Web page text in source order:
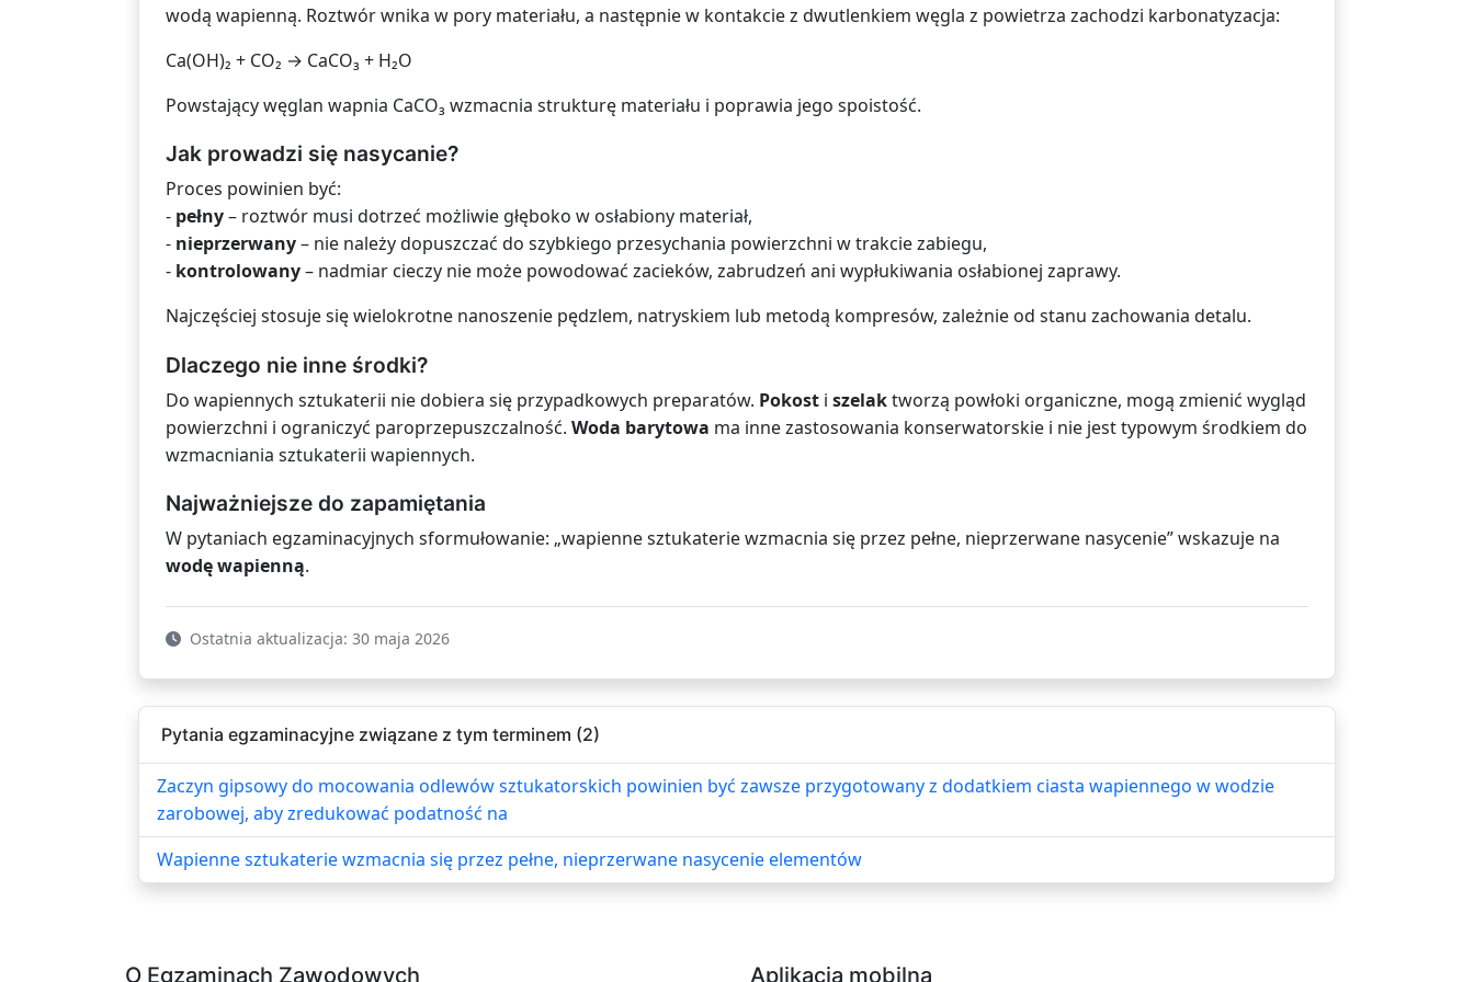
wodą wapienną. Roztwór wnika w pory materiału, a następnie w kontakcie z dwutlenkiem węgla z powietrza zachodzi karbonatyzacja:
Ca(OH)₂ + CO₂ → CaCO₃ + H₂O
Powstający węglan wapnia CaCO₃ wzmacnia strukturę materiału i poprawia jego spoistość.
Jak prowadzi się nasycanie?
Proces powinien być:
- pełny– roztwór musi dotrzeć możliwie głęboko w osłabiony materiał,
- nieprzerwany– nie należy dopuszczać do szybkiego przesychania powierzchni w trakcie zabiegu,
- kontrolowany– nadmiar cieczy nie może powodować zacieków, zabrudzeń ani wypłukiwania osłabionej zaprawy.
Najczęściej stosuje się wielokrotne nanoszenie pędzlem, natryskiem lub metodą kompresów, zależnie od stanu zachowania detalu.
Dlaczego nie inne środki?
Do wapiennych sztukaterii nie dobiera się przypadkowych preparatów. Pokost i szelaktworzą powłoki organiczne, mogą zmienić wygląd
powierzchni i ograniczyć paroprzepuszczalność. Woda barytowa ma inne zastosowania konserwatorskie i nie jest typowym środkiem do
wzmacniania sztukaterii wapiennych.
Najważniejsze do zapamiętania
W pytaniach egzaminacyjnych sformułowanie: „wapienne sztukaterie wzmacnia się przez pełne, nieprzerwane nasycenie” wskazuje na
wodę wapienną.
Ostatnia aktualizacja: 30 maja 2026
Pytania egzaminacyjne związane z tym terminem (2)
Zaczyn gipsowy do mocowania odlewów sztukatorskich powinien być zawsze przygotowany z dodatkiem ciasta wapiennego w wodzie
zarobowej, aby zredukować podatność na
Wapienne sztukaterie wzmacnia się przez pełne, nieprzerwane nasycenie elementów
O Egzaminach Zawodowych Aplikacja mobilna